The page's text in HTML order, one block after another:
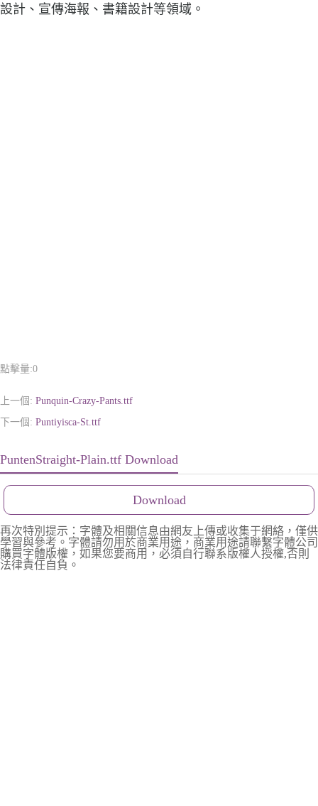
設計、宣傳海報、書籍設計等領域。
點擊量:0
上一個: Punquin-Crazy-Pants.ttf
下一個: Puntiyisca-St.ttf
PuntenStraight-Plain.ttf Download
Download
再次特別提示：字體及相關信息由網友上傳或收集于網絡，僅供
學習與參考。字體請勿用於商業用途，商業用途請聯繫字體公司
購買字體版權，如果您要商用，必須自行聯系版權人授權,否則
法律責任自負。